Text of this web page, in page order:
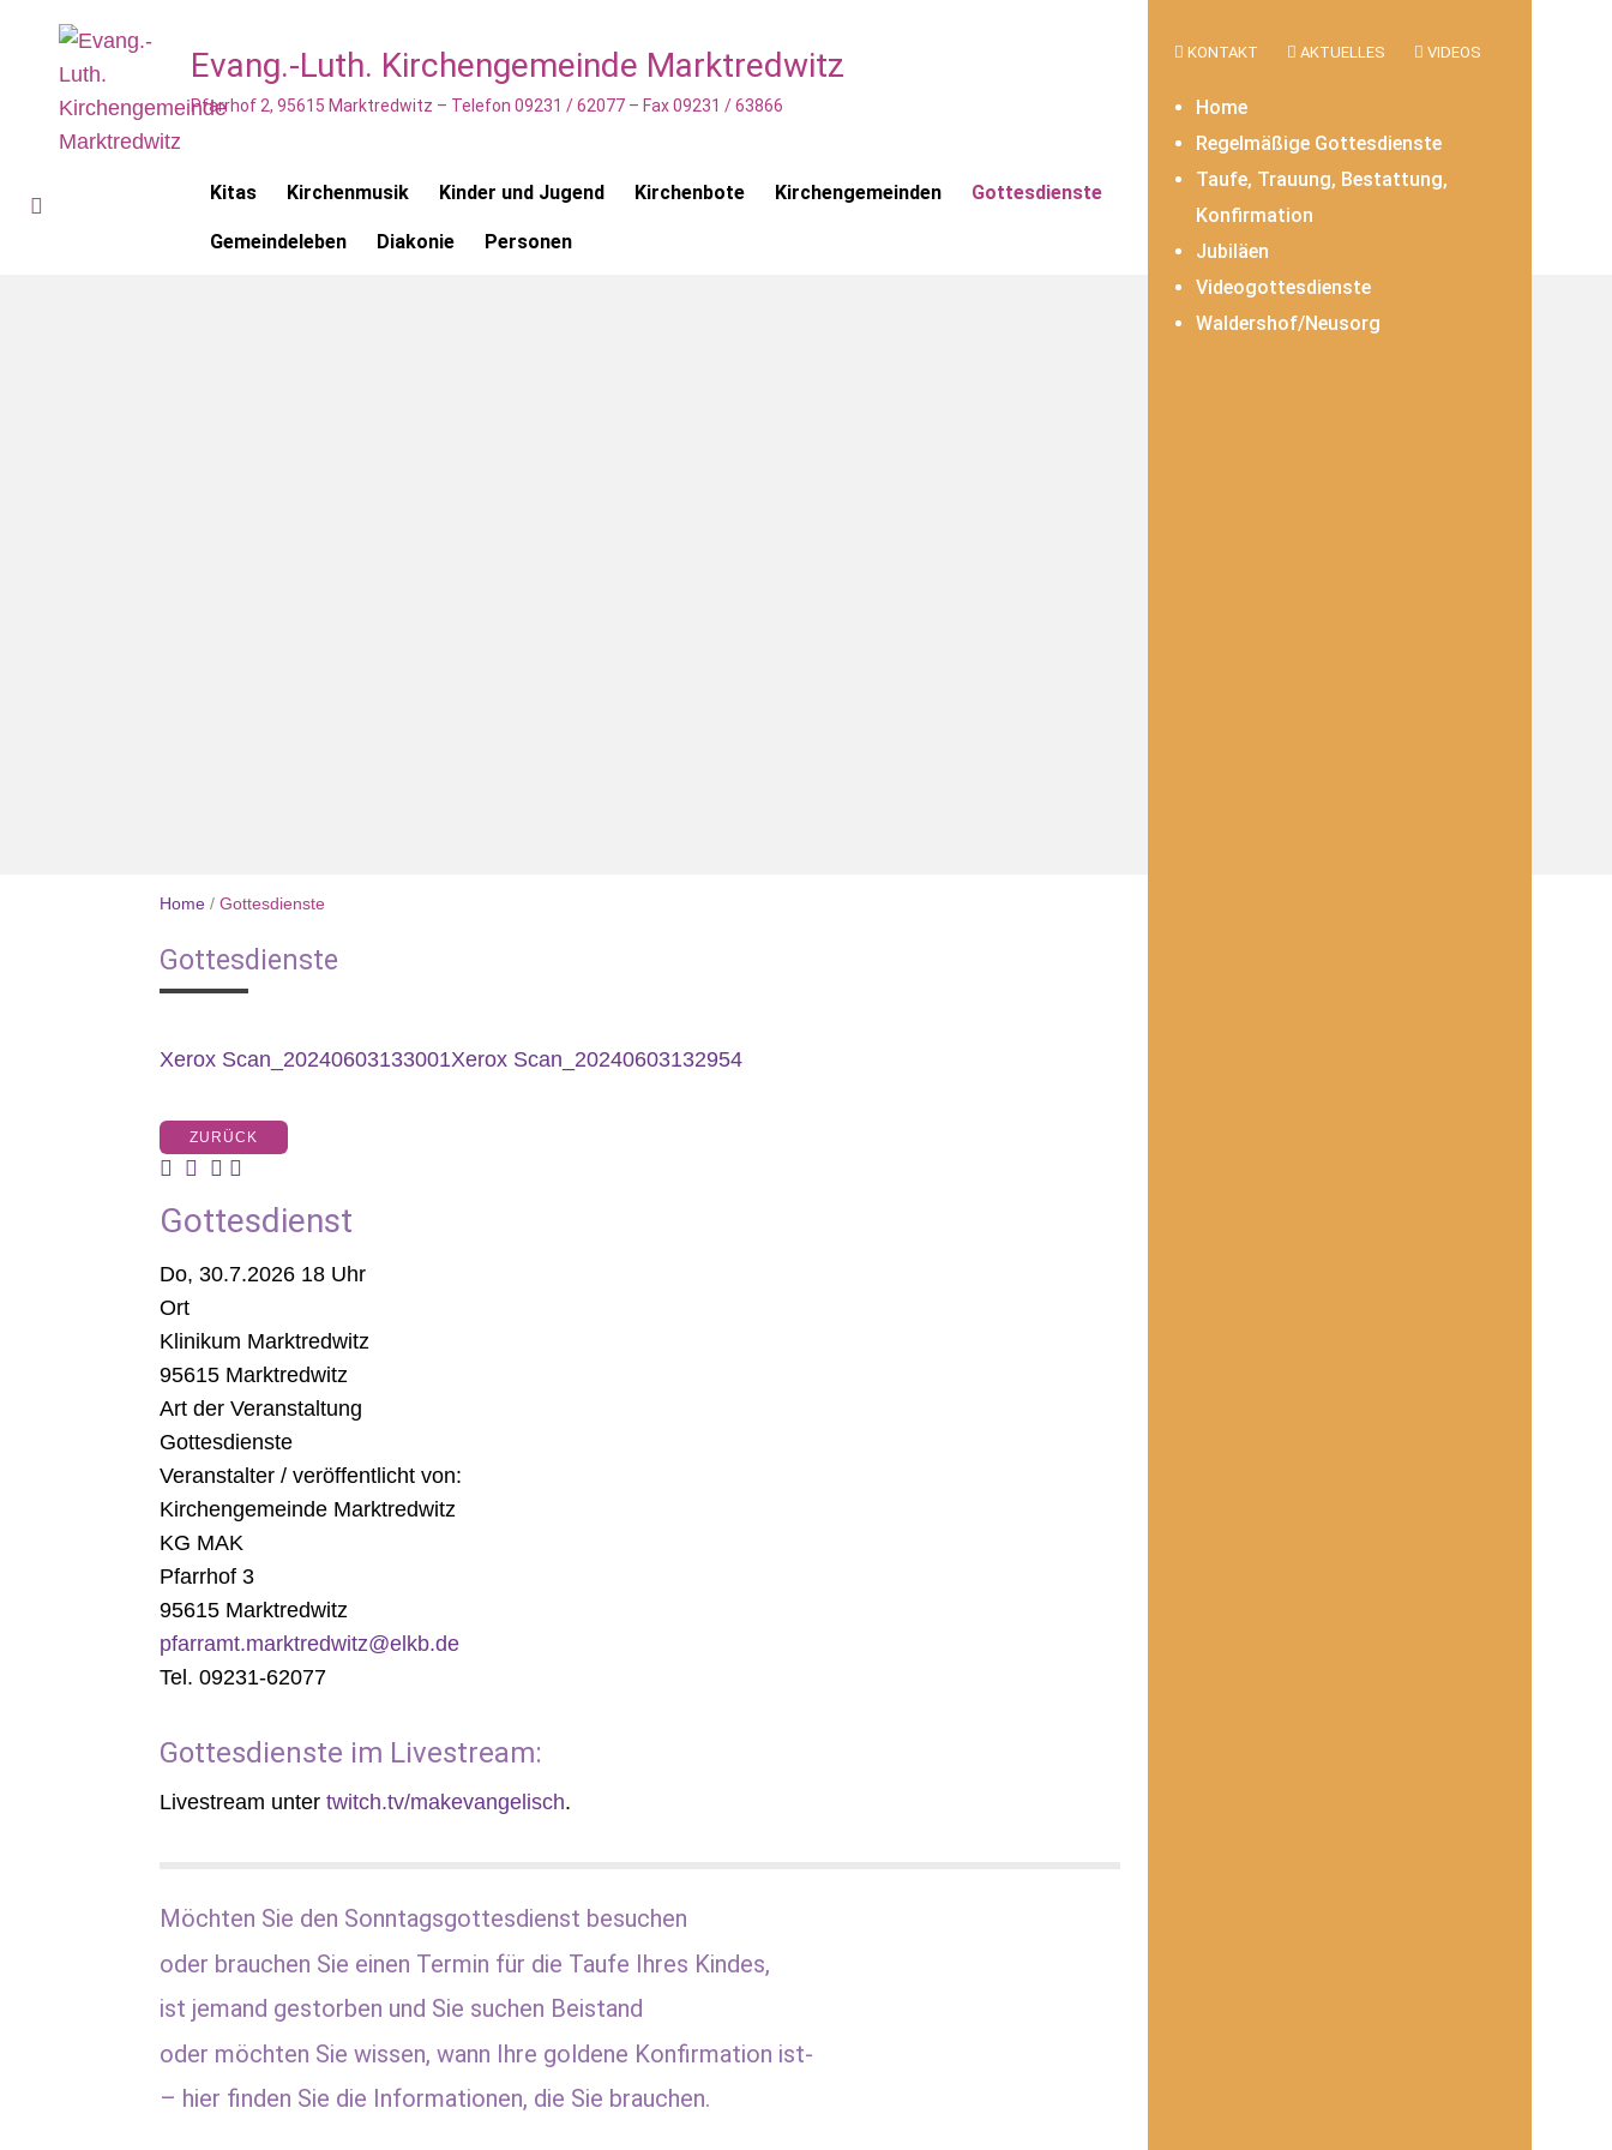
Evang.-Luth. Kirchengemeinde Marktredwitz
Pfarrhof 2, 95615 Marktredwitz – Telefon 09231 / 62077 – Fax 09231 / 63866
KONTAKT AKTUELLES VIDEOS
Home
Regelmäßige Gottesdienste
Taufe, Trauung, Bestattung,
Konfirmation
Jubiläen
Videogottesdienste
Waldershof/Neusorg
Kitas Kirchenmusik Kinder und Jugend Kirchenbote Kirchengemeinden Gottesdienste
Gemeindeleben Diakonie Personen
Home/ Gottesdienste
Gottesdienste
Xerox Scan_20240603133001Xerox Scan_20240603132954
ZURÜCK
Gottesdienst
Do, 30.7.2026 18 Uhr
Ort
Klinikum Marktredwitz
95615 Marktredwitz
Art der Veranstaltung
Gottesdienste
Veranstalter / veröffentlicht von:
Kirchengemeinde Marktredwitz
KG MAK
Pfarrhof 3
95615 Marktredwitz
pfarramt.marktredwitz@elkb.de
Tel. 09231-62077
Gottesdienste im Livestream:
Livestream unter twitch.tv/makevangelisch.
Möchten Sie den Sonntagsgottesdienst besuchen
oder brauchen Sie einen Termin für die Taufe Ihres Kindes,
ist jemand gestorben und Sie suchen Beistand
oder möchten Sie wissen, wann Ihre goldene Konfirmation ist-
– hier finden Sie die Informationen, die Sie brauchen.